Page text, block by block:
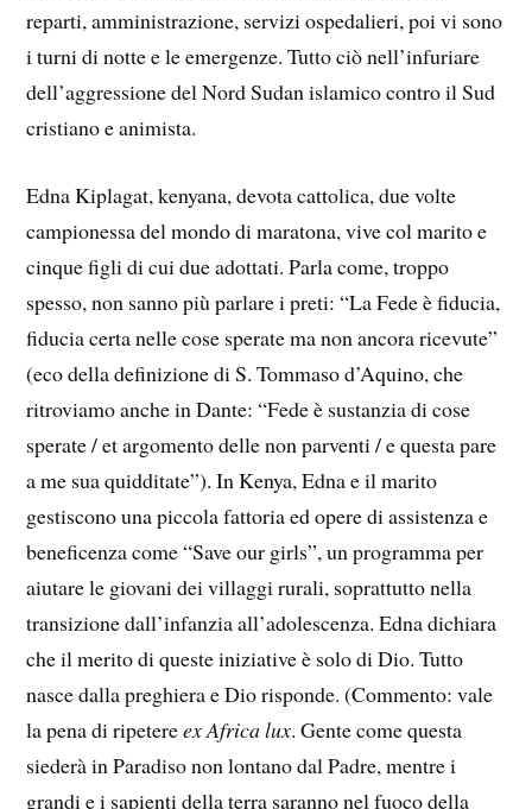
reparti, amministrazione, servizi ospedalieri, poi vi sono
i turni di notte e le emergenze. Tutto ciò nell’infuriare
dell’aggressione del Nord Sudan islamico contro il Sud
cristiano e animista.
Edna Kiplagat, kenyana, devota cattolica, due volte
campionessa del mondo di maratona, vive col marito e
cinque figli di cui due adottati. Parla come, troppo
spesso, non sanno più parlare i preti: “La Fede è fiducia,
fiducia certa nelle cose sperate ma non ancora ricevute”
(eco della definizione di S. Tommaso d’Aquino, che
ritroviamo anche in Dante: “Fede è sustanzia di cose
sperate / et argomento delle non parventi / e questa pare
a me sua quidditate”). In Kenya, Edna e il marito
gestiscono una piccola fattoria ed opere di assistenza e
beneficenza come “Save our girls”, un programma per
aiutare le giovani dei villaggi rurali, soprattutto nella
transizione dall’infanzia all’adolescenza. Edna dichiara
che il merito di queste iniziative è solo di Dio. Tutto
nasce dalla preghiera e Dio risponde. (Commento: vale
la pena di ripetereex Africa lux. Gente come questa
siederà in Paradiso non lontano dal Padre, mentre i
grandi e i sapienti della terra saranno nel fuoco della